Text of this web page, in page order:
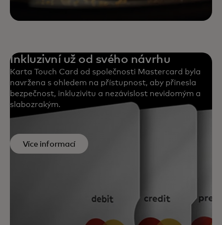
Inkluzivní už od svého návrhu
Karta Touch Card od společnosti Mastercard byla
navržena s ohledem na přístupnost, aby přinesla
bezpečnost, inkluzivitu a nezávislost nevidomým a
slabozrakým.
Více informací